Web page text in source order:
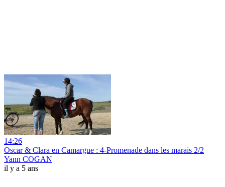
14:26
Oscar & Clara en Camargue : 4-Promenade dans les marais 2/2
Yann COGAN
il y a 5 ans